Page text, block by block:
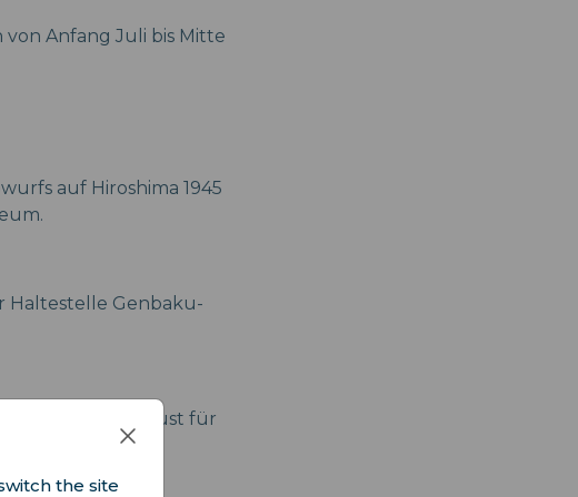
Anfang Juli bis Mitte
auf Hiroshima 1945
Haltestelle Genbaku-
Besuch im August für
the site